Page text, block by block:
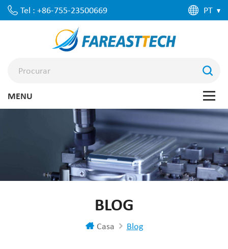
PT
Tel : +86-755-23500669
BLOG
Casa Blog